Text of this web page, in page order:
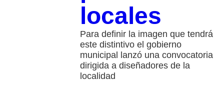
locales
Para definir la imagen que tendrá
este distintivo el gobierno
municipal lanzó una convocatoria
dirigida a diseñadores de la
localidad